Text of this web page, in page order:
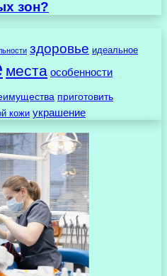
зон?
здоровье идеальное
места особенности
приготовить
кожи украшение